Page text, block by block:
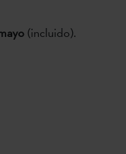
(incluido).